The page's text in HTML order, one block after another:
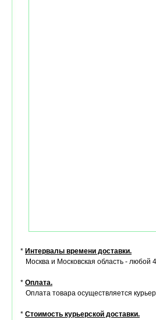
* Интервалы времени доставки.
Москва и Московская область -
* Оплата.
Оплата товара осуществляется
* Стоимость курьерской доставки.